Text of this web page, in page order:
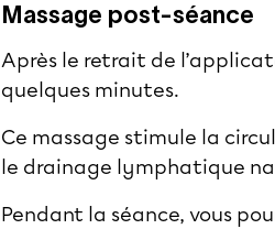
Massage post-séance
Après le retrait de
quelques minutes.
Ce massage stimule la
le drainage lymphatique
Pendant la séance, vous